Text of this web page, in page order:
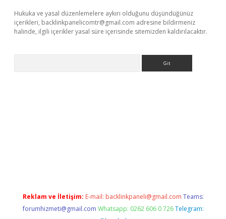
Hukuka ve yasal düzenlemelere aykırı olduğunu düşündüğünüz
içerikleri, backlinkpanelicomtr@gmail.com adresine bildirmeniz
halinde, ilgili içerikler yasal süre içerisinde sitemizden kaldırılacaktır.
Reklam ve İletişim: E-mail: backlinkpaneli@gmail.com Teams:
forumhizmeti@gmail.com Whatsapp: 0262 606 0 726 Telegram: